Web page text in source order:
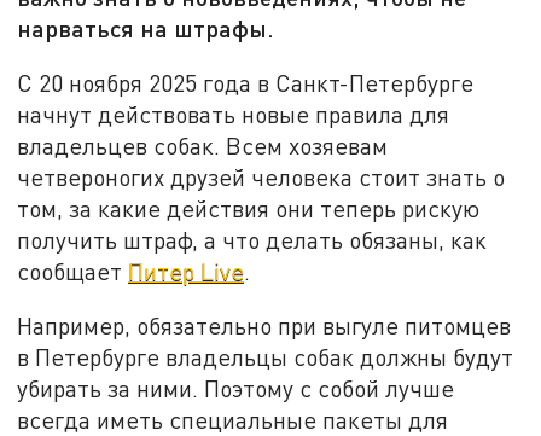
нарваться на штрафы.
С 20 ноября 2025 года в Санкт-Петербурге
начнут действовать новые правила для
владельцев собак. Всем хозяевам
четвероногих друзей человека стоит знать о
том, за какие действия они теперь рискую
получить штраф, а что делать обязаны, как
сообщает Питер Live.
Например, обязательно при выгуле питомцев
в Петербурге владельцы собак должны будут
убирать за ними. Поэтому с собой лучше
всегда иметь специальные пакеты для